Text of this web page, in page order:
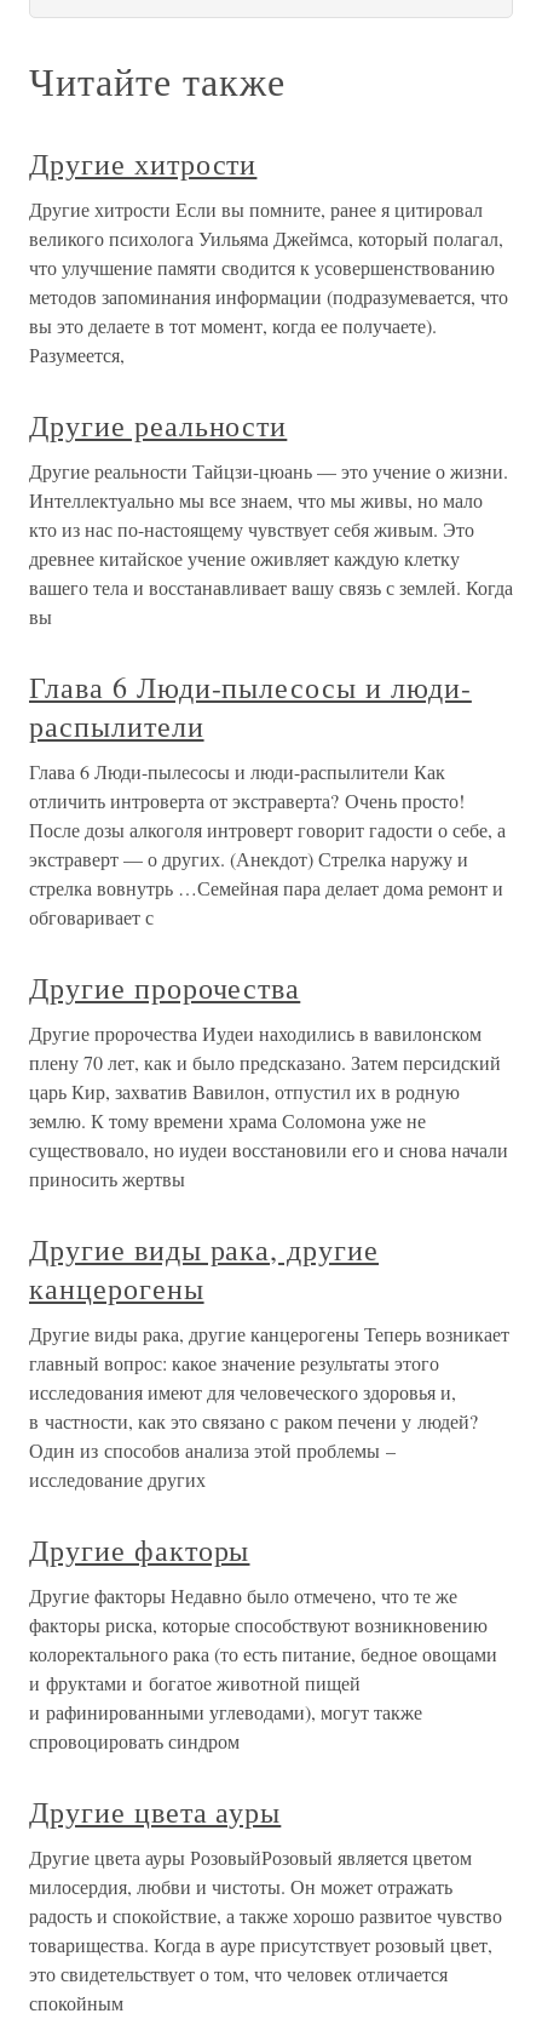
Читайте также
Другие хитрости
Другие хитрости Если вы помните, ранее я цитировал
великого психолога Уильяма Джеймса, который полагал,
что улучшение памяти сводится к усовершенствованию
методов запоминания информации (подразумевается, что
вы это делаете в тот момент, когда ее получаете).
Разумеется,
Другие реальности
Другие реальности Тайцзи-цюань — это учение о жизни.
Интеллектуально мы все знаем, что мы живы, но мало
кто из нас по-настоящему чувствует себя живым. Это
древнее китайское учение оживляет каждую клетку
вашего тела и восстанавливает вашу связь с землей. Когда
вы
Глава 6 Люди-пылесосы и люди-
распылители
Глава 6 Люди-пылесосы и люди-распылители Как
отличить интроверта от экстраверта? Очень просто!
После дозы алкоголя интроверт говорит гадости о себе, а
экстраверт — о других. (Анекдот) Стрелка наружу и
стрелка вовнутрь …Семейная пара делает дома ремонт и
обговаривает с
Другие пророчества
Другие пророчества Иудеи находились в вавилонском
плену 70 лет, как и было предсказано. Затем персидский
царь Кир, захватив Вавилон, отпустил их в родную
землю. К тому времени храма Соломона уже не
существовало, но иудеи восстановили его и снова начали
приносить жертвы
Другие виды рака, другие
канцерогены
Другие виды рака, другие канцерогены Теперь возникает
главный вопрос: какое значение результаты этого
исследования имеют для человеческого здоровья и,
в частности, как это связано с раком печени у людей?
Один из способов анализа этой проблемы –
исследование других
Другие факторы
Другие факторы Недавно было отмечено, что те же
факторы риска, которые способствуют возникновению
колоректального рака (то есть питание, бедное овощами
и фруктами и богатое животной пищей
и рафинированными углеводами), могут также
спровоцировать синдром
Другие цвета ауры
Другие цвета ауры РозовыйРозовый является цветом
милосердия, любви и чистоты. Он может отражать
радость и спокойствие, а также хорошо развитое чувство
товарищества. Когда в ауре присутствует розовый цвет,
это свидетельствует о том, что человек отличается
спокойным